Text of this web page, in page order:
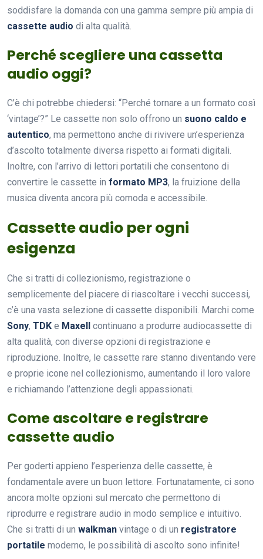
soddisfare la domanda con una gamma sempre più ampia di
cassette audio di alta qualità.
Perché scegliere una cassetta
audio oggi?
C’è chi potrebbe chiedersi: “Perché tornare a un formato così
‘vintage’?” Le cassette non solo offrono un suono caldo e
autentico, ma permettono anche di rivivere un’esperienza
d’ascolto totalmente diversa rispetto ai formati digitali.
Inoltre, con l’arrivo di lettori portatili che consentono di
convertire le cassette in formato MP3, la fruizione della
musica diventa ancora più comoda e accessibile.
Cassette audio per ogni
esigenza
Che si tratti di collezionismo, registrazione o
semplicemente del piacere di riascoltare i vecchi successi,
c’è una vasta selezione di cassette disponibili. Marchi come
Sony, TDK e Maxell continuano a produrre audiocassette di
alta qualità, con diverse opzioni di registrazione e
riproduzione. Inoltre, le cassette rare stanno diventando vere
e proprie icone nel collezionismo, aumentando il loro valore
e richiamando l’attenzione degli appassionati.
Come ascoltare e registrare
cassette audio
Per goderti appieno l’esperienza delle cassette, è
fondamentale avere un buon lettore. Fortunatamente, ci sono
ancora molte opzioni sul mercato che permettono di
riprodurre e registrare audio in modo semplice e intuitivo.
Che si tratti di un walkman vintage o di un registratore
portatile moderno, le possibilità di ascolto sono infinite!